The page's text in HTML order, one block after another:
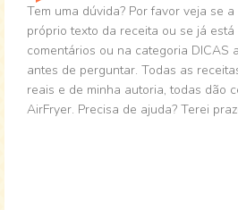
Tem uma dúvida? Por favor veja se
próprio texto da receita ou se já
comentários ou na categoria DICAS
antes de perguntar. Todas as
reais e de minha autoria, todas dão
AirFryer. Precisa de ajuda? Terei